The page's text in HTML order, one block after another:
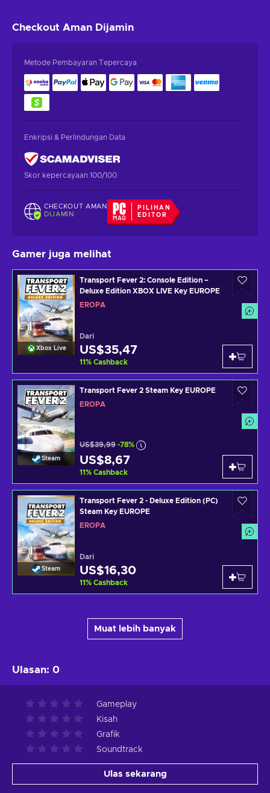
Checkout Aman Dijamin
Metode Pembayaran Tepercaya
Enkripsi & Perlindungan Data
Skor kepercayaan 100/100
CHECKOUT AMAN
DIJAMIN
PILIHAN
EDITOR
Gamer juga melihat
Xbox Live
Transport Fever 2: Console Edition –
Deluxe Edition XBOX LIVE Key EUROPE
EROPA
Dari
US$35,47
11% Cashback
Steam
Transport Fever 2 Steam Key EUROPE
EROPA
US$39,99 -78%
US$8,67
11% Cashback
Steam
Transport Fever 2 - Deluxe Edition (PC)
Steam Key EUROPE
EROPA
Dari
US$16,30
11% Cashback
Muat lebih banyak
Ulasan: 0
Gameplay
Kisah
Grafik
Soundtrack
Ulas sekarang